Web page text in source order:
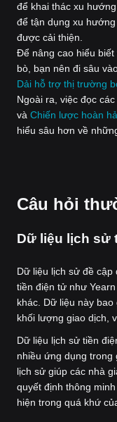
để khai thác xu
để tận dụng xu
được cải thiện.
Để nâng cao hiểu
bò, bạn nên đi sâu
Dải hỗ trợ thị trường
Ngoài ra, việc đọc
và Chiến lược hoàn
hiểu sâu hơn về
Câu hỏi
Dữ liệu lịch sử
Dữ liệu lịch sử đề
tiền điện tử như
khác. Dữ liệu này bao
khối lượng giao dịch,
Dữ liệu lịch sử tiền
nhiều ứng dụng trong
lịch sử giúp các nhà
quyết định thông
hiện trong quá khứ